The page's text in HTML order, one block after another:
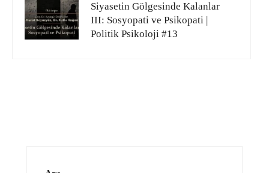
Siyasetin Gölgesinde Kalanlar
III: Sosyopati ve Psikopati |
Politik Psikoloji #13